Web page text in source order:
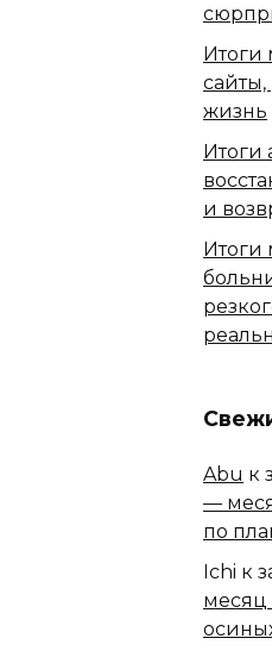
Итоги
сайты,
жизнь
Итоги
и
Итоги
Abu к
—
по
Ichi к
месяц